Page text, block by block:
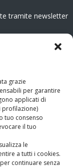
grazie
per garantire
applicati di
profilazione)
tuo consenso
il tuo
le
a tutti i cookies.
continuare senza
tramite newsletter
il Tribunale di